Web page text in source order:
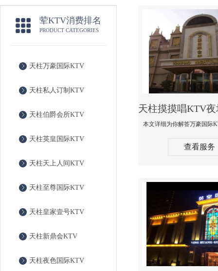
荤KTV消费排名
PRODUCT CATEGORIES
天柱万豪国际KTV
天柱私人订制KTV
天柱伯爵会所KTV
天柱英皇国际KTV
天柱天上人间KTV
天柱至尊国际KTV
天柱皇家壹号KTV
天柱新鼎会KTV
天柱夜色国际KTV
查看服务